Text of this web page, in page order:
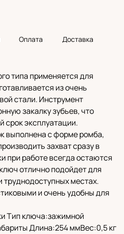
Оплата Доставка
типа применяется для
из очень
стали. Инструмент
закалку зубьев, что
срок эксплуатации.
выполнена с форме ромба,
захват сразу в
при работе всегда остаются
отлично подойдет для
труднодоступных местах.
и очень удобны для
Тип ключа:зажимной
Длина:254 ммВес:0,5 кг